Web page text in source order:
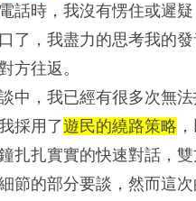
話時，我沒有愣住或遲
了，我盡力的思考我的
方往返。
中，我已經有很多次無
採用了遊民的繞路策略
扎扎實實的快速對話，
節的部分要談，然而這